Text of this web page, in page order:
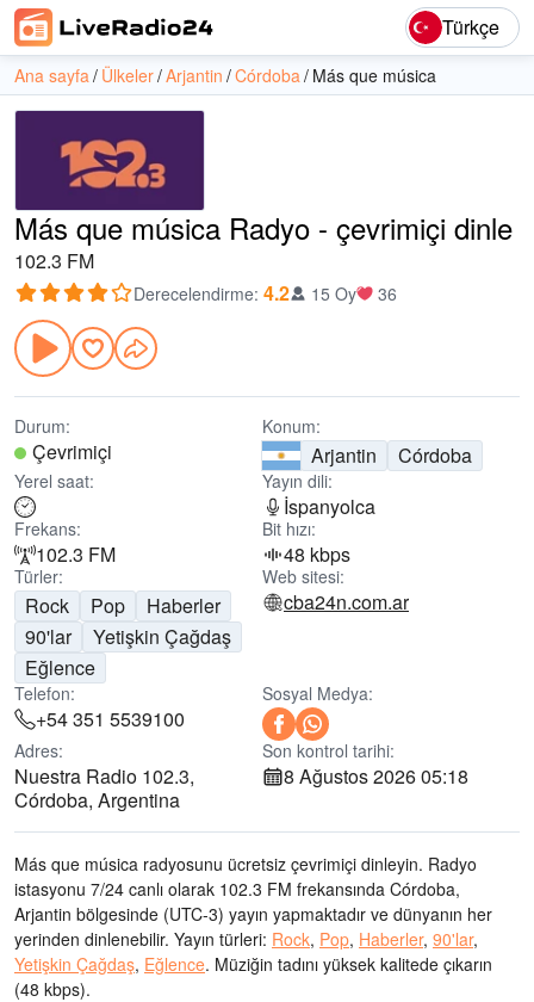
Türkçe
Ana sayfa Ülkeler Arjantin Córdoba Más que música
Más que música Radyo - çevrimiçi dinle
102.3 FM
Derecelendirme: 4.2 15 Oy 36
Durum:
Çevrimiçi
Konum:
Arjantin Córdoba
Yerel saat: Yayın dili:
İspanyolca
Frekans:
102.3 FM
Bit hızı:
48 kbps
Türler:
Rock Pop
Haberler
90'lar
Yetişkin Çağdaş
Eğlence
Web sitesi:
cba24n.com.ar
Telefon:
+54 351 5539100
Sosyal Medya:
Adres:
Nuestra Radio 102.3,
Córdoba, Argentina
Son kontrol tarihi:
8 Ağustos 2026 05:18
Más que música radyosunu ücretsiz çevrimiçi dinleyin. Radyo
istasyonu 7/24 canlı olarak 102.3 FM frekansında Córdoba,
Arjantin bölgesinde (UTC-3) yayın yapmaktadır ve dünyanın her
yerinden dinlenebilir. Yayın türleri: Rock, Pop, Haberler, 90'lar,
Yetişkin Çağdaş, Eğlence. Müziğin tadını yüksek kalitede çıkarın
(48 kbps).